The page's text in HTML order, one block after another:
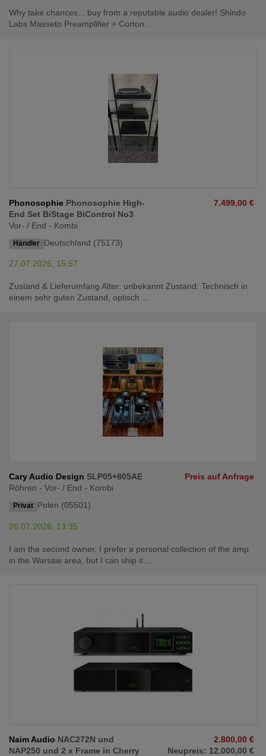
Why take chances... buy from a reputable audio dealer! Shindo
Labs Masseto Preamplifier + Corton ...
Phonosophie Phonosophie High-
End Set BiStage BiControl No3
Vor- / End - Kombi
Händler Deutschland (75173)
7.499,00 €
27.07.2026, 15:57
Zustand & Lieferumfang Alter: unbekannt Zustand: Technisch in
einem sehr guten Zustand, optisch ...
Cary Audio Design SLP05+805AE
Röhren - Vor- / End - Kombi
Privat Polen (05501)
Preis auf Anfrage
26.07.2026, 13:35
I am the second owner. I prefer a personal collection of the amp
in the Warsaw area, but I can ship it ...
Naim Audio NAC272N und
NAP250 und 2 x Frame in Cherry
2.800,00 €
Neupreis: 12.000,00 €